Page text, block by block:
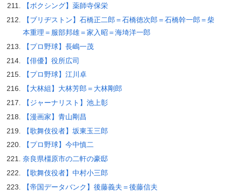
【ボクシング】薬師寺保栄
【ブリヂストン】石橋正二郎＝石橋徳次郎＝石橋幹一郎＝柴
本重理＝服部邦雄＝家入昭＝海埼洋一郎
【プロ野球】長嶋一茂
【俳優】役所広司
【プロ野球】江川卓
【大林組】大林芳郎＝大林剛郎
【ジャーナリスト】池上彰
【漫画家】青山剛昌
【歌舞伎役者】坂東玉三郎
【プロ野球】今中慎二
奈良県橿原市の二軒の豪邸
【歌舞伎役者】中村小三郎
【帝国データバンク】後藤義夫＝後藤信夫